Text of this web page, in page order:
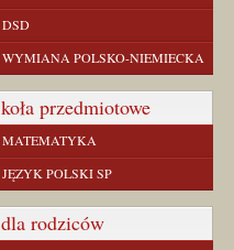
DSD
WYMIANA POLSKO-NIEMIECKA
koła przedmiotowe
MATEMATYKA
JĘZYK POLSKI SP
dla rodziców